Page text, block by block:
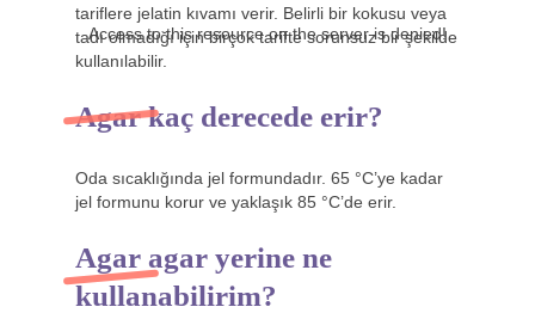
tariflere jelatin kıvamı verir. Belirli bir kokusu veya
tadı olmadığı için birçok tarifte sorunsuz bir şekilde
kullanılabilir.
Agar kaç derecede erir?
Oda sıcaklığında jel formundadır. 65 °C’ye kadar
jel formunu korur ve yaklaşık 85 °C’de erir.
Agar agar yerine ne
kullanabilirim?
Access to this resource on the server is denied!